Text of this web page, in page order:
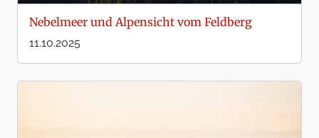
Nebelmeer und Alpensicht vom Feldberg
11.10.2025